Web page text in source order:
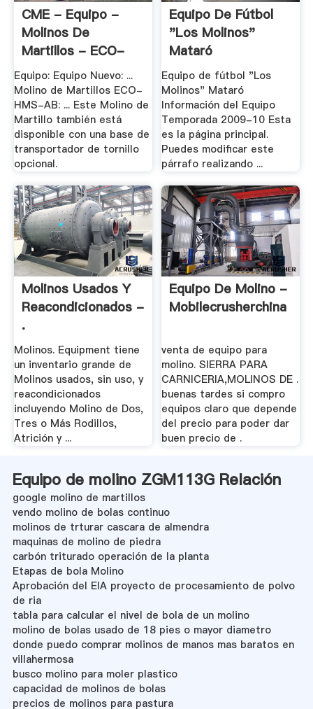
CME - Equipo -
Molinos De
Martillos - ECO-
HMS-AB
Equipo: Equipo Nuevo: ...
Molino de Martillos ECO-
HMS-AB: ... Este Molino de
Martillo también está
disponible con una base de
transportador de tornillo
opcional.
Equipo De Fútbol
"Los Molinos"
Mataró
Equipo de fútbol "Los
Molinos" Mataró
Información del Equipo
Temporada 2009-10 Esta
es la página principal.
Puedes modificar este
párrafo realizando ...
Molinos Usados Y
Reacondicionados -
.
Molinos. Equipment tiene
un inventario grande de
Molinos usados, sin uso, y
reacondicionados
incluyendo Molino de Dos,
Tres o Más Rodillos,
Atrición y ...
Equipo De Molino -
Mobilecrusherchina
venta de equipo para
molino. SIERRA PARA
CARNICERIA,MOLINOS DE .
buenas tardes si compro
equipos claro que depende
del precio para poder dar
buen precio de .
Equipo de molino ZGM113G Relación
google molino de martillos
vendo molino de bolas continuo
molinos de trturar cascara de almendra
maquinas de molino de piedra
carbón triturado operación de la planta
Etapas de bola Molino
Aprobación del EIA proyecto de procesamiento de polvo
de ria
tabla para calcular el nivel de bola de un molino
molino de bolas usado de 18 pies o mayor diametro
donde puedo comprar molinos de manos mas baratos en
villahermosa
busco molino para moler plastico
capacidad de molinos de bolas
precios de molinos para pastura